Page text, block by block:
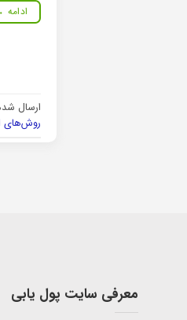
ادامه
ارسال
روش‌های
معرفی سایت پول یابی